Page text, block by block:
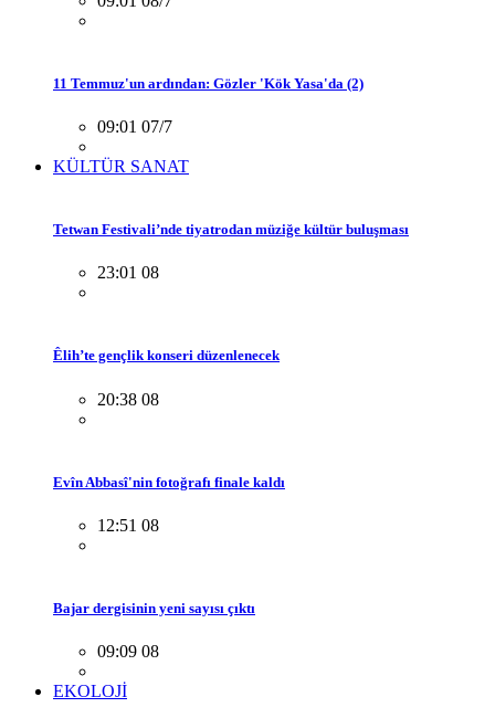
11 Temmuz'un ardından: Gözler 'Kök Yasa'da (2)
09:01 07/7
KÜLTÜR SANAT
Tetwan Festivali’nde tiyatrodan müziğe kültür buluşması
23:01 08
Êlih’te gençlik konseri düzenlenecek
20:38 08
Evîn Abbasî'nin fotoğrafı finale kaldı
12:51 08
Bajar dergisinin yeni sayısı çıktı
09:09 08
EKOLOJİ